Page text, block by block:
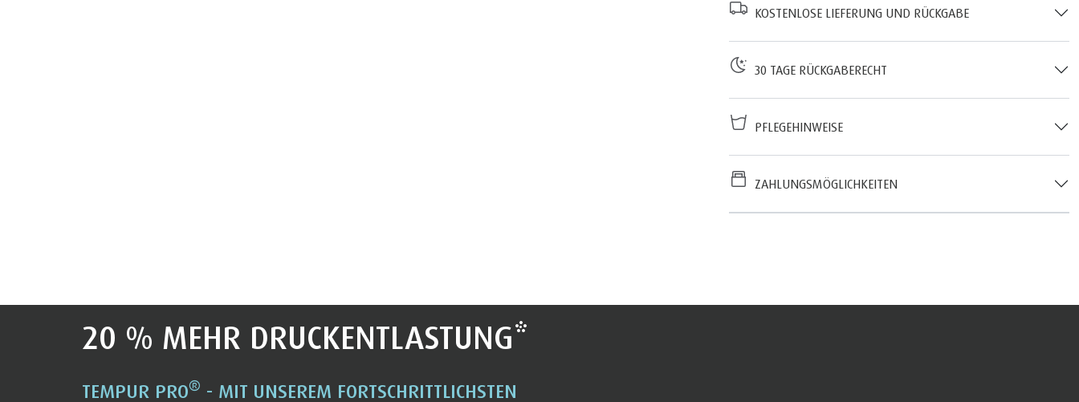
KOSTENLOSE LIEFERUNG UND RÜCKGABE
30 TAGE RÜCKGABERECHT
PFLEGEHINWEISE
ZAHLUNGSMÖGLICHKEITEN
20 % MEHR DRUCKENTLASTUNG*
TEMPUR PRO® - MIT UNSEREM FORTSCHRITTLICHSTEN